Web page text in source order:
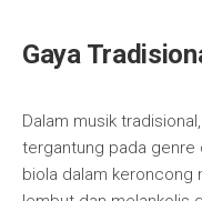
Gaya
Dalam musik
tergantung pada genre
biola dalam keroncong